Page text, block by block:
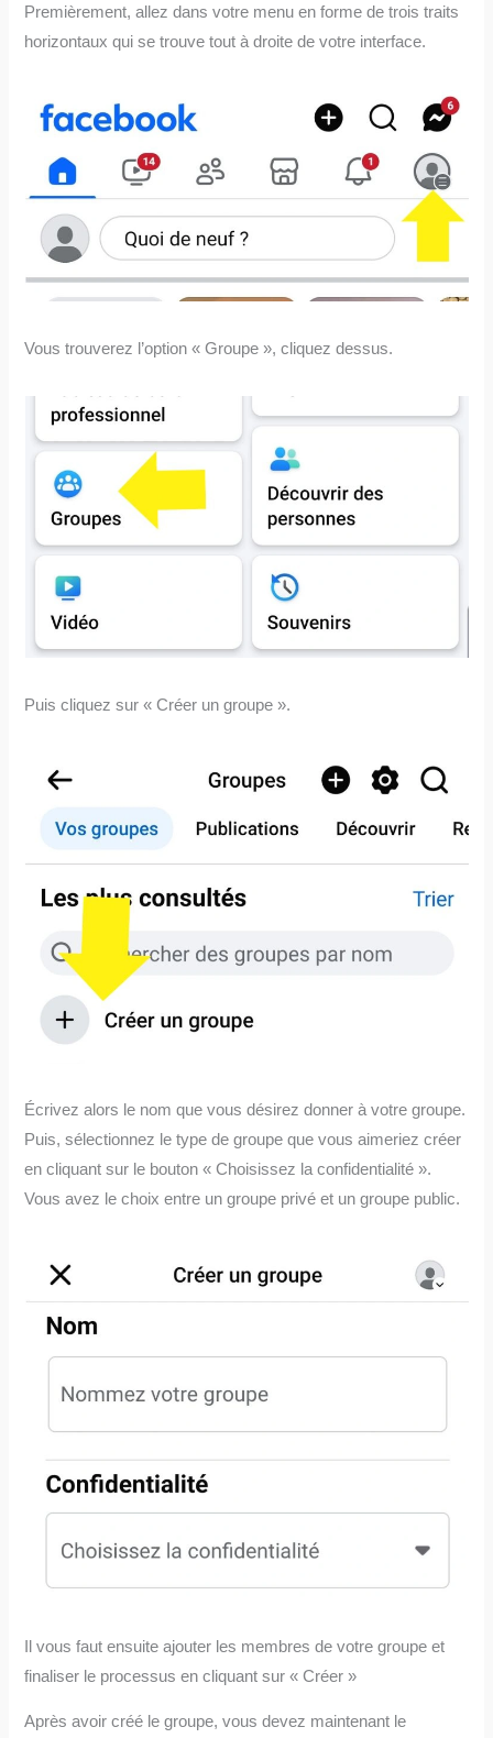
Premièrement, allez dans votre menu en forme de trois traits
horizontaux qui se trouve tout à droite de votre interface.
Vous trouverez l’option « Groupe », cliquez dessus.
Puis cliquez sur « Créer un groupe ».
Écrivez alors le nom que vous désirez donner à votre groupe.
Puis, sélectionnez le type de groupe que vous aimeriez créer
en cliquant sur le bouton « Choisissez la confidentialité ».
Vous avez le choix entre un groupe privé et un groupe public.
Il vous faut ensuite ajouter les membres de votre groupe et
finaliser le processus en cliquant sur « Créer »
Après avoir créé le groupe, vous devez maintenant le